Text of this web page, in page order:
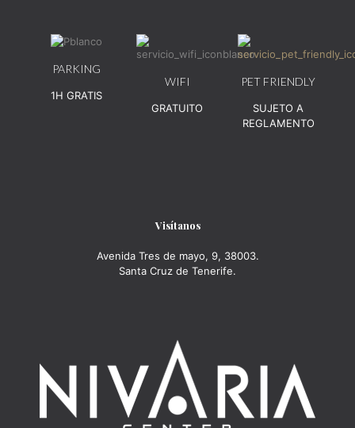
PARKING
1H GRATIS
WIFI
GRATUITO
PET FRIENDLY
SUJETO A
REGLAMENTO
Visítanos
Avenida Tres de mayo, 9, 38003.
Santa Cruz de Tenerife.